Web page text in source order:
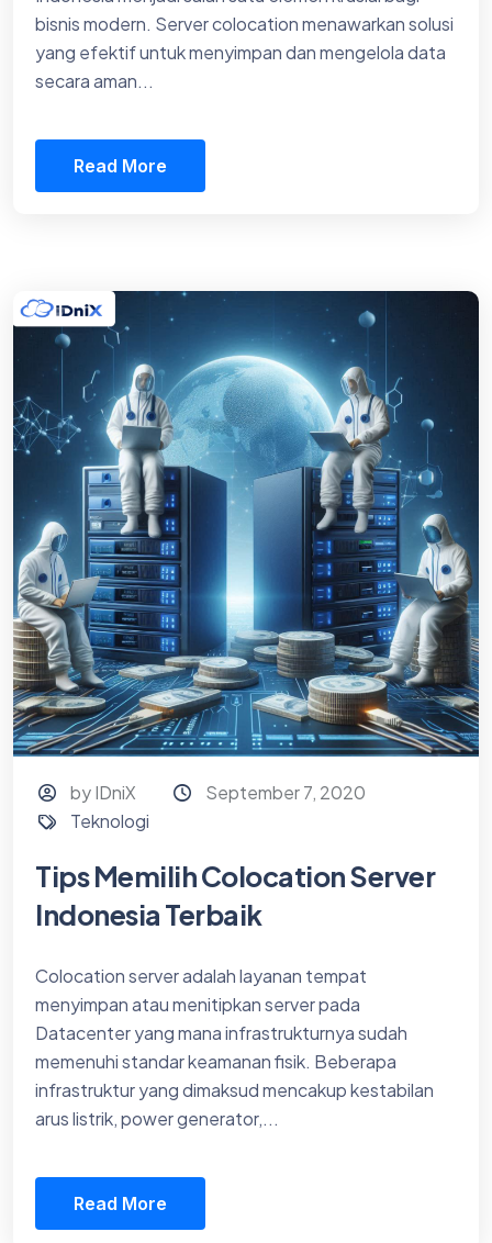
bisnis modern. Server colocation menawarkan solusi
yang efektif untuk menyimpan dan mengelola data
secara aman...
Read More
by IDniX
September 7, 2020
Teknologi
Tips Memilih Colocation Server
Indonesia Terbaik
Colocation server adalah layanan tempat
menyimpan atau menitipkan server pada
Datacenter yang mana infrastrukturnya sudah
memenuhi standar keamanan fisik. Beberapa
infrastruktur yang dimaksud mencakup kestabilan
arus listrik, power generator,...
Read More